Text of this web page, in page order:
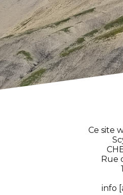
Ce site
Rue
info